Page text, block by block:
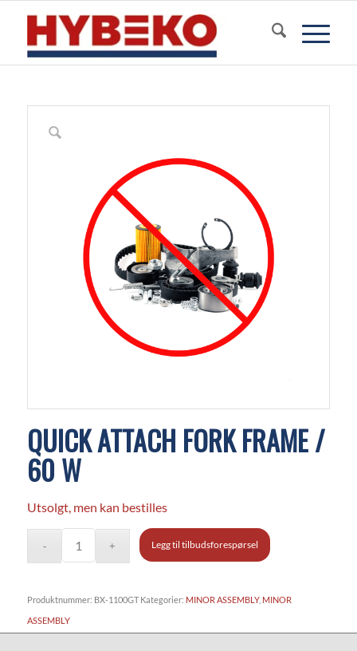
QUICK ATTACH FORK FRAME /
60 W
Utsolgt, men kan bestilles
Legg til tilbudsforespørsel
Produktnummer: BX-1100GT Kategorier: MINOR ASSEMBLY, MINOR
ASSEMBLY